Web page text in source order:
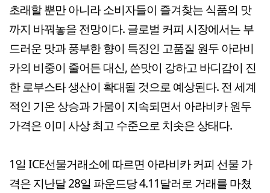
초래할 뿐만 아니라 소비자들이 즐겨찾는 식품의 맛
까지 바꿔놓을 전망이다. 글로벌 커피 시장에서는 부
드러운 맛과 풍부한 향이 특징인 고품질 원두 아라비
카의 비중이 줄어든 대신, 쓴맛이 강하고 바디감이 진
한 로부스타 생산이 확대될 것으로 예상된다. 전 세계
적인 기온 상승과 가뭄이 지속되면서 아라비카 원두
가격은 이미 사상 최고 수준으로 치솟은 상태다.
1일 ICE선물거래소에 따르면 아라비카 커피 선물 가
격은 지난달 28일 파운드당 4.11달러로 거래를 마쳤